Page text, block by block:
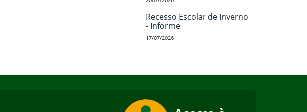
Recesso Escolar de Inverno
- Informe
17/07/2026